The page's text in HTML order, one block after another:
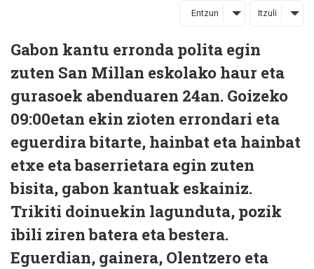
Entzun Itzuli
Gabon kantu erronda polita egin
zuten San Millan eskolako haur eta
gurasoek abenduaren 24an. Goizeko
09:00etan ekin zioten errondari eta
eguerdira bitarte, hainbat eta hainbat
etxe eta baserrietara egin zuten
bisita, gabon kantuak eskainiz.
Trikiti doinuekin lagunduta, pozik
ibili ziren batera eta bestera.
Eguerdian, gainera, Olentzero eta